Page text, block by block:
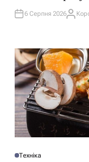
У
В
6 Серпня 2026А
ОТехніка